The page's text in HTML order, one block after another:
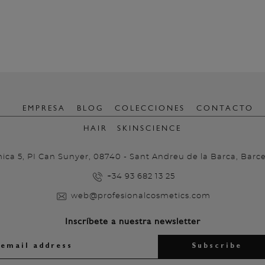
EMPRESA BLOG COLECCIONES CONTACTO
HAIR SKINSCIENCE
5, PI Can Sunyer, 08740 - Sant Andreu de la Barca,
+34 93 682 13 25
web@profesionalcosmetics.com
Inscríbete a nuestra newsletter